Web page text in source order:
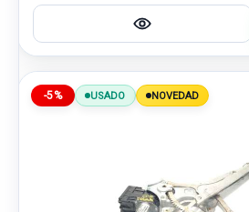
-5% USADO NOVEDAD